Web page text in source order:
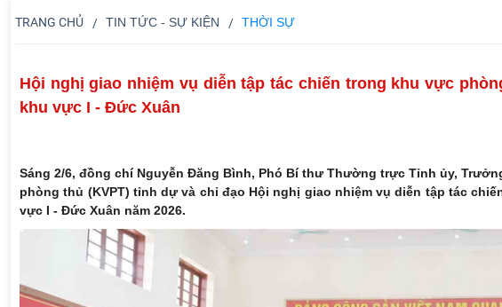
TRANG CHỦ TIN TỨC - SỰ KIỆN THỜI SỰ
Hội nghị giao nhiệm vụ diễn tập tác chiến trong khu vực
khu vực I - Đức Xuân
Sáng 2/6, đồng chí Nguyễn Đăng Bình, Phó Bí thư Thường trực Tỉnh ủy,
phòng thủ (KVPT) tỉnh dự và chỉ đạo Hội nghị giao nhiệm vụ diễn tập tác
vực I - Đức Xuân năm 2026.